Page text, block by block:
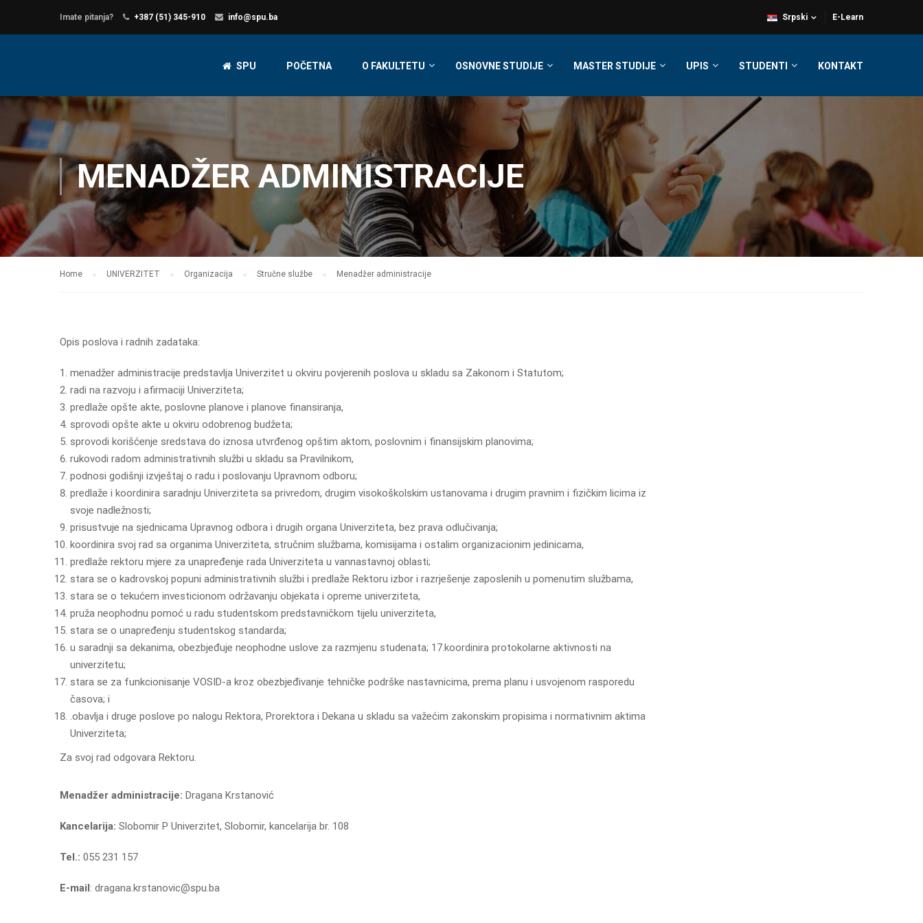
Imate pitanja? +387 (51) 345-910 info@spu.ba E-Learn
Srpski
SPU POČETNA O FAKULTETU OSNOVNE STUDIJE MASTER STUDIJE UPIS STUDENTI KONTAKT
MENADŽER ADMINISTRACIJE
Home UNIVERZITET Organizacija Stručne službe Menadžer administracije
Opis poslova i radnih zadataka:
menadžer administracije predstavlja Univerzitet u okviru povjerenih poslova u skladu sa Zakonom i Statutom;
radi na razvoju i afirmaciji Univerziteta;
predlaže opšte akte, poslovne planove i planove finansiranja,
sprovodi opšte akte u okviru odobrenog budžeta;
sprovodi korišćenje sredstava do iznosa utvrđenog opštim aktom, poslovnim i finansijskim planovima;
rukovodi radom administrativnih službi u skladu sa Pravilnikom,
podnosi godišnji izvještaj o radu i poslovanju Upravnom odboru;
predlaže i koordinira saradnju Univerziteta sa privredom, drugim visokoškolskim ustanovama i drugim pravnim i fizičkim licima iz
svoje nadležnosti;
prisustvuje na sjednicama Upravnog odbora i drugih organa Univerziteta, bez prava odlučivanja;
koordinira svoj rad sa organima Univerziteta, stručnim službama, komisijama i ostalim organizacionim jedinicama,
predlaže rektoru mjere za unapređenje rada Univerziteta u vannastavnoj oblasti;
stara se o kadrovskoj popuni administrativnih službi i predlaže Rektoru izbor i razrješenje zaposlenih u pomenutim službama,
stara se o tekućem investicionom održavanju objekata i opreme univerziteta,
pruža neophodnu pomoć u radu studentskom predstavničkom tijelu univerziteta,
stara se o unapređenju studentskog standarda;
u saradnji sa dekanima, obezbjeđuje neophodne uslove za razmjenu studenata; 17.koordinira protokolarne aktivnosti na
univerzitetu;
stara se za funkcionisanje VOSID-a kroz obezbjeđivanje tehničke podrške nastavnicima, prema planu i usvojenom rasporedu
časova; i
.obavlja i druge poslove po nalogu Rektora, Prorektora i Dekana u skladu sa važećim zakonskim propisima i normativnim aktima
Univerziteta;
Za svoj rad odgovara Rektoru.
Menadžer administracije: Dragana Krstanović
Kancelarija: Slobomir P Univerzitet, Slobomir, kancelarija br. 108
Tel.: 055 231 157
E-mail: dragana.krstanovic@spu.ba